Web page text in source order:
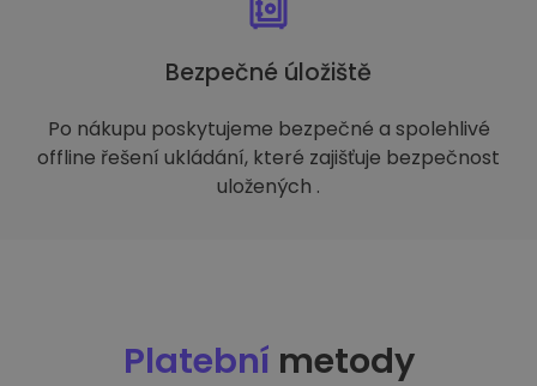
Bezpečné úložiště
Po nákupu poskytujeme bezpečné a spolehlivé
offline řešení ukládání, které zajišťuje bezpečnost
uložených .
Platební metody